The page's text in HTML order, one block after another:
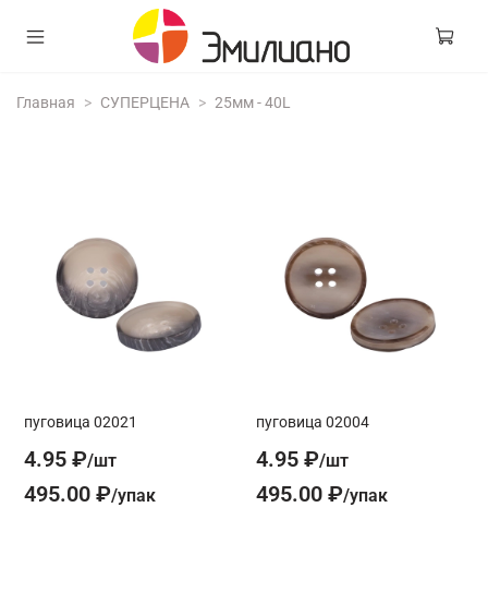
Главная СУПЕРЦЕНА 25мм - 40L
пуговица 02021
4.95 ₽
495.00 ₽
пуговица 02004
4.95 ₽
495.00 ₽